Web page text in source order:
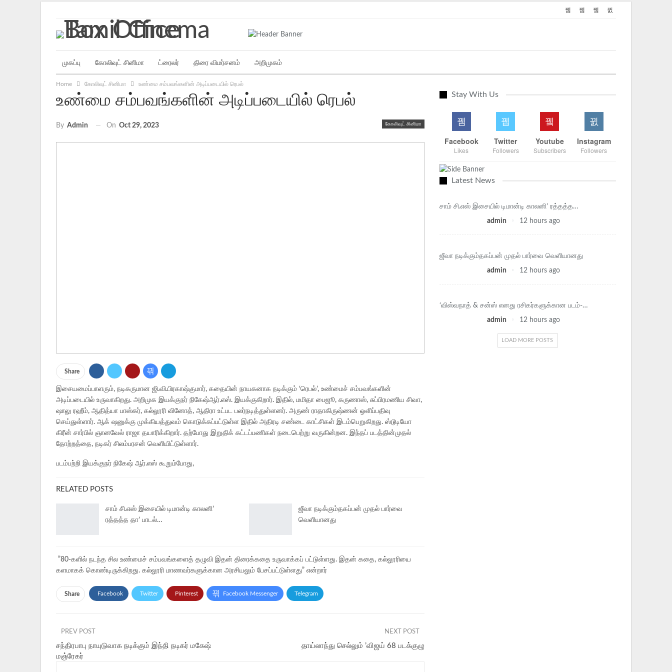
முகப்பு கோலிவுட் சினிமா ட்ரைலர் திரை விமர்சனம் அறிமுகம்
Home கோலிவுட் சினிமா உண்மை சம்பவங்களின் அடிப்படையில் ரெபல்
உண்மை சம்பவங்களின் அடிப்படையில் ரெபல்
கோலிவுட் சினிமா
By Admin On Oct 29, 2023
Share
இசையமைப்பாளரும், நடிகருமான ஜி.வி.பிரகாஷ்குமார், கதையின் நாயகனாக நடிக்கும் ‘ரெபல்’, உண்மைச் சம்பவங்களின்
அடிப்படையில் உருவாகிறது. அறிமுக இயக்குநர் நிகேஷ்ஆர்.எஸ். இயக்குகிறார். இதில், மமிதா பைஜூ, கருணாஸ், சுப்பிரமணிய சிவா,
ஷாலு ரஹீம், ஆதித்யா பாஸ்கர், கல்லூரி வினோத், ஆதிரா உட்பட பலர்நடித்துள்ளனர். அருண் ராதாகிருஷ்ணன் ஒளிப்பதிவு
செய்துள்ளார். ஆக் ஷனுக்கு முக்கியத்துவம் கொடுக்கப்பட்டுள்ள இதில் அதிரடி சண்டை காட்சிகள் இடம்பெறுகிறது. ஸ்டூடியோ
கிரீன் சார்பில் ஞானவேல் ராஜா தயாரிக்கிறார். தற்போது இறுதிக் கட்டப்பணிகள் நடைபெற்று வருகின்றன. இந்தப் படத்தின்முதல்
தோற்றத்தை, நடிகர் சிலம்பரசன் வெளியிட்டுள்ளார்.
படம்பற்றி இயக்குநர் நிகேஷ் ஆர்.எஸ் கூறும்போது,
RELATED POSTS
சாம் சி.எஸ் இசையில் டிமான்டி காலனி’
ரத்தத்த தா’ பாடல்…
ஜீவா நடிக்கும்தகப்பன் முதல் பார்வை
வெளியானது
”80-களில் நடந்த சில உண்மைச் சம்பவங்களைத் தழுவி இதன் திரைக்கதை உருவாக்கப் பட்டுள்ளது. இதன் கதை, கல்லூரியை
களமாகக் கொண்டிருக்கிறது. கல்லூரி மாணவர்களுக்கான அரசியலும் பேசப்பட்டுள்ளது” என்றார்
Share Facebook Twitter Pinterest Facebook Messenger Telegram
PREV POST
சந்திரபாபு நாயுடுவாக நடிக்கும் இந்தி நடிகர் மகேஷ்
மஞ்ரேகர்
NEXT POST
தாய்லாந்து செல்லும் ’விஜய் 68 படக்குழு
Stay With Us
Facebook
Likes
Twitter
Followers
Youtube
Subscribers
Instagram
Followers
Latest News
சாம் சி.எஸ் இசையில் டிமான்டி காலனி’ ரத்தத்த…
admin 12 hours ago
ஜீவா நடிக்கும்தகப்பன் முதல் பார்வை வெளியானது
admin 12 hours ago
‘விஸ்வநாத் & சன்ஸ் எனது ரசிகர்களுக்கான படம்-…
admin 12 hours ago
LOAD MORE POSTS